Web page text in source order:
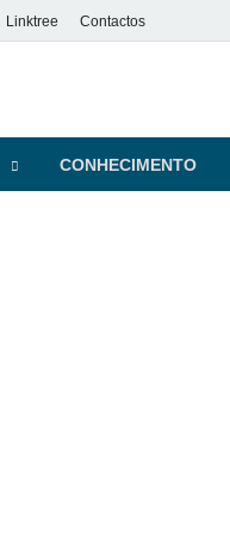
Linktree Contactos
CONHECIMENTO